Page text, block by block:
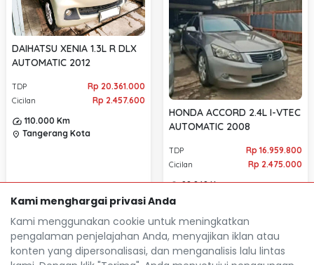
DAIHATSU XENIA 1.3L R DLX
AUTOMATIC 2012
TDP Rp 20.361.000
Cicilan
Rp 2.457.600
110.000 Km
location_on Tangerang Kota
HONDA ACCORD 2.4L I-VTEC
AUTOMATIC 2008
TDP Rp 16.959.800
Cicilan
Rp 2.475.000
98.848 Km
location_on
Kami menghargai privasi Anda
Kami menggunakan cookie untuk meningkatkan
pengalaman penjelajahan Anda, menyajikan iklan atau
konten yang dipersonalisasi, dan menganalisis lalu lintas